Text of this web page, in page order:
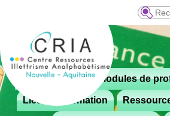
Menu
principal
Aller
 Le CRIA Modules de
Lieux de formation